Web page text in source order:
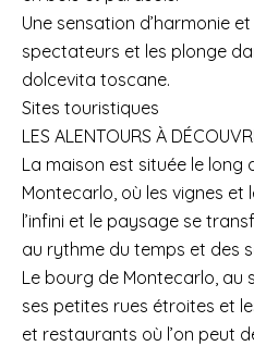
Une sensation d’harmonie
spectateurs et les plonge
dolcevita toscane.
Sites touristiques
LES ALENTOURS À
La maison est située le long
Montecarlo, où les vignes et
l’infini et le paysage se
au rythme du temps et des
Le bourg de Montecarlo, au
ses petites rues étroites et
et restaurants où l’on peut